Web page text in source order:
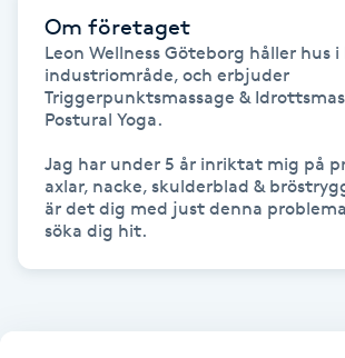
Friskvård
Friskvårdsmassage
Frisör
Funktionsanalys
Om företaget
Leon Wellness Göteborg håller hus i
industriområde, och erbjuder
Triggerpunktsmassage &
Postural Yoga.
Jag har under 5 år inriktat mig på
axlar, nacke, skulderblad &
är det dig med just denna
söka dig hit.